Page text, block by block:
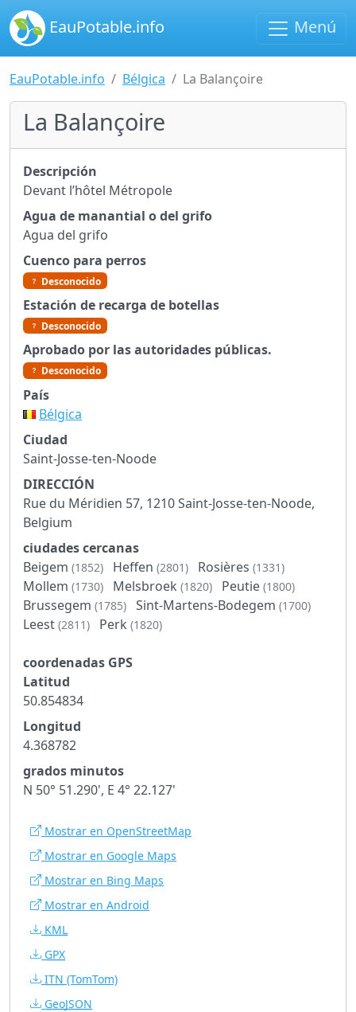
EauPotable.info Menú
EauPotable.info Bélgica La Balançoire
La Balançoire
Descripción
Devant l’hôtel Métropole
Agua de manantial o del grifo
Agua del grifo
Cuenco para perros
Desconocido
Estación de recarga de botellas
Desconocido
Aprobado por las autoridades públicas.
Desconocido
País
Bélgica
Ciudad
Saint-Josse-ten-Noode
DIRECCIÓN
Rue du Méridien 57, 1210 Saint-Josse-ten-Noode,
Belgium
ciudades cercanas
Beigem (1852) Heffen (2801) Rosières (1331)
Mollem (1730) Melsbroek (1820) Peutie (1800)
Brussegem (1785) Sint-Martens-Bodegem (1700)
Leest (2811) Perk (1820)
coordenadas GPS
Latitud
50.854834
Longitud
4.368782
grados minutos
N 50° 51.290', E 4° 22.127'
Mostrar en OpenStreetMap
Mostrar en Google Maps
Mostrar en Bing Maps
Mostrar en Android
KML
GPX
ITN (TomTom)
GeoJSON